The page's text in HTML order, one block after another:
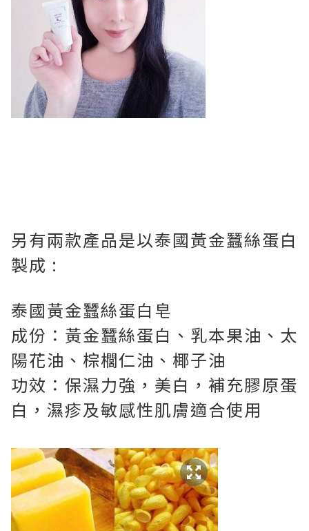
另有兩款產品是以泰國黃金蠶絲蛋白
製成 :
泰國黃金蠶絲蛋白皂
成份：黃金蠶絲蛋白、乳本果油、太
陽花油、棕櫚仁油、椰子油
功效：保濕力強，美白，補充膠原蛋
白，濕疹及敏感性肌膚適合使用